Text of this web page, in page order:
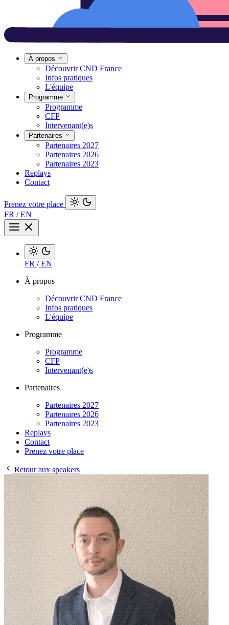
À propos
Découvrir CND France
Infos pratiques
L'équipe
Programme
Programme
CFP
Intervenant(e)s
Partenaires
Partenaires 2027
Partenaires 2026
Partenaires 2023
Replays
Contact
Prenez votre place
FR /EN
FR /EN
À propos
Découvrir CND France
Infos pratiques
L'équipe
Programme
Programme
CFP
Intervenant(e)s
Partenaires
Partenaires 2027
Partenaires 2026
Partenaires 2023
Replays
Contact
Prenez votre place
Retour aux speakers